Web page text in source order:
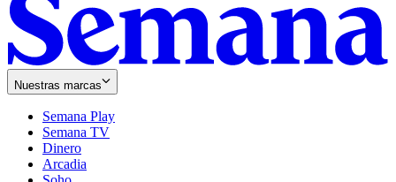
Nuestras marcas
Semana Play
Semana TV
Dinero
Arcadia